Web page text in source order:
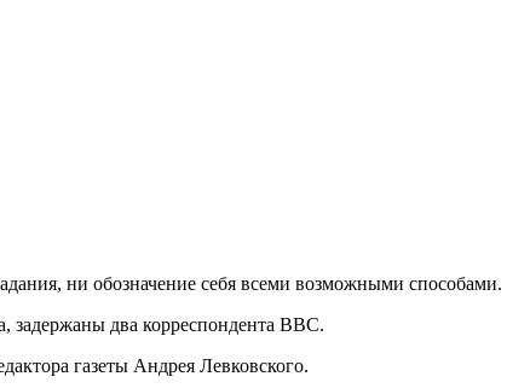
ни обозначение себя всеми возможными способами.
задержаны два корреспондента BBC.
газеты Андрея Левковского.